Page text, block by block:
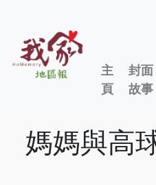
主
頁
封面
故事
媽媽與高